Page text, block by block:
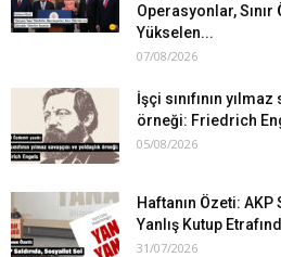
Operasyonlar,
Yükselen...
07/08/2026
İşçi sınıfının
örneği: Friedrich
05/08/2026
Haftanın Özeti:
Yanlış Kutup
31/07/2026